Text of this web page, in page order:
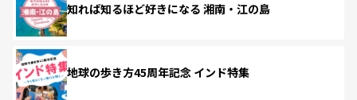
知れば知るほど好きになる 湘南・江の島
地球の歩き方45周年記念 インド特集